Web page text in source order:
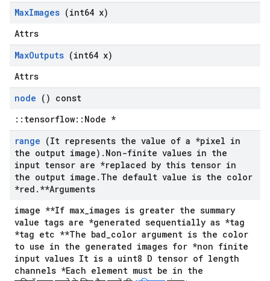
MaxImages (int64 x)
Attrs
MaxOutputs (int64 x)
Attrs
node () const
::tensorflow::Node *
range (It represents the value of a *pixel in
the output image) . Non-finite values in the
input tensor are *replaced by this tensor in
the output image . The default value is the color
*red . **Arguments
image **If max_images is greater the summary
value tags are *generated sequentially as *tag
*tag etc **The bad_color argument is the color
to use in the generated images for *non finite
input values It is a uint8 D tensor of length
channels *Each element must be in the